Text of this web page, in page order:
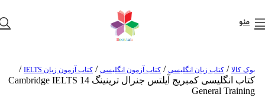
منو
بوک کالا / کتاب زبان انگلیسی / کتاب آزمون انگلیسی / کتاب آزمون زبان IELTS
/
کتاب انگلیسی کمبریج آیلتس جنرال ترینینگ Cambridge IELTS 14
General Training